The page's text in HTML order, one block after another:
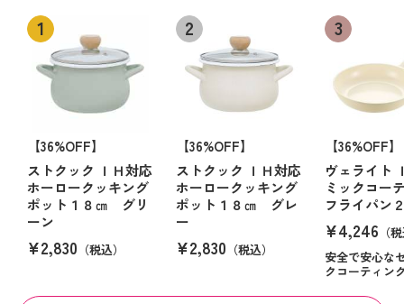
【36%OFF】
ストクック ＩＨ対応
ホーロークッキング
ポット１８㎝ グリ
ーン
¥2,830 （税込）
【36%OFF】
ストクック ＩＨ対応
ホーロークッキング
ポット１８㎝ グレ
ー
¥2,830 （税込）
【36%OFF】
ヴェライト
ミックコー
フライパン
¥4,246 （
安全で安心な
クコーティン